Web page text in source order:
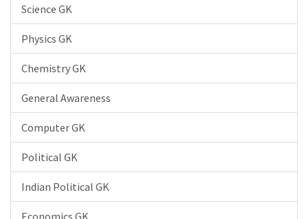
Science GK
Physics GK
Chemistry GK
General Awareness
Computer GK
Political GK
Indian Political GK
Economics GK